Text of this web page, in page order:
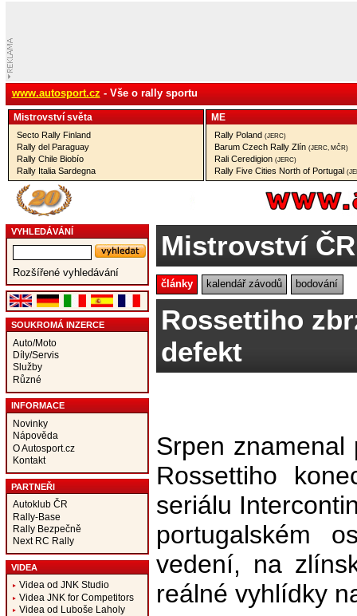
www.autosport.cz - Vše o rally sportu
Mistrovství­ světa
Secto Rally Finland
Rally del Paraguay
Rally Chile Biobío
Rally Italia Sardegna
ME
Rally Poland (JERC)
Barum Czech Rally Zlín (JERC, MČR)
Rali Ceredigion (JERC)
Rally Five Cities North of Portugal
VYHLEDÁVÁNÍ
Rozšířené vyhledávání
SOUKROMÁ INZERCE
Auto/Moto
Díly/Servis
Služby
Různé
INFORMACE
Novinky
Nápověda
O Autosport.cz
Kontakt
PARTNEŘI
Autoklub ČR
Rally-Base
Rally Bezpečně
Next RC Rally
VIDEA
Videa od JNK Studio
Videa JNK for Competitors
Videa od Luboše Laholy
Mistrovství
články kalendář závodů bodování
Rossettiho
defekt
Srpen znamenal
Rossettiho
seriálu
portugalském
vedení, na
reálné vyhlídky